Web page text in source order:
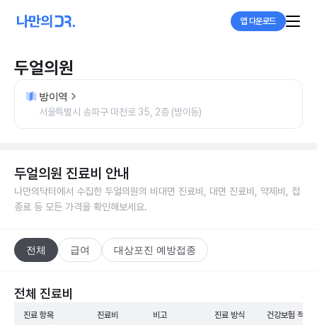
앱 다운로드
두얼의원
방이역
서울특별시 송파구 마천로 35, 2층 (방이동)
두얼의원 진료비 안내
나만의닥터에서 수집한 두얼의원의 비대면 진료비, 대면 진료비, 약제비, 접
종료 등 모든 가격을 확인해보세요.
전체 급여 대상포진 예방접종
전체 진료비
진료 항목 진료비 비고 진료 방식 건강보험 적용